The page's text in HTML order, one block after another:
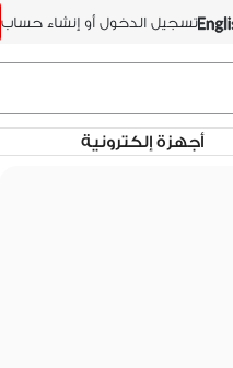
تسجيل الدخول أو إنشاء حساب
أجهزة إلكترونية